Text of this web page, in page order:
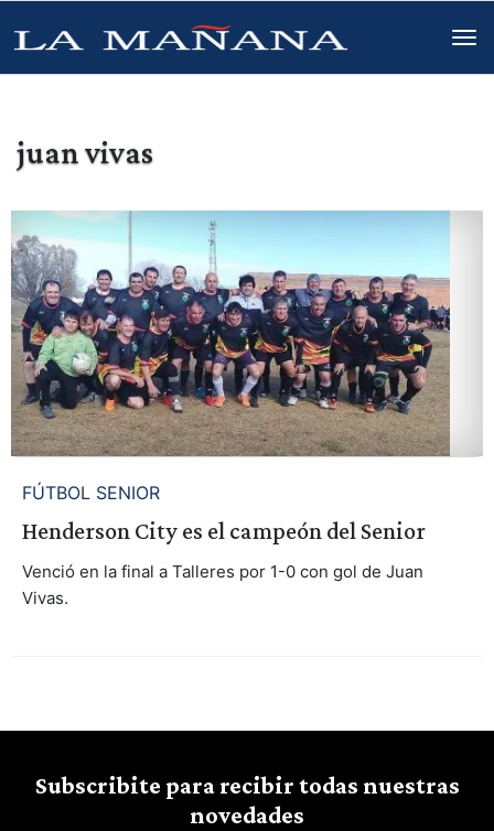
juan vivas
FÚTBOL SENIOR
Henderson City es el campeón del Senior
Venció en la final a Talleres por 1-0 con gol de Juan
Vivas.
Subscribite para recibir todas nuestras
novedades